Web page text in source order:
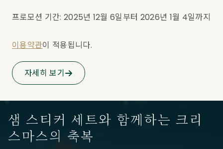
프로모션 기간: 2025년 12월 6일부터 2026년 1월 4일까지
이용약관이 적용됩니다.
자세히 보기
샘 스티커 세트와 함께하는 크리
스마스의 축복